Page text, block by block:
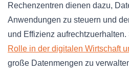
Rechenzentren dienen dazu,
Anwendungen zu steuern und
und Effizienz
Rolle in der digitalen Wirtschaft
große Datenmengen zu